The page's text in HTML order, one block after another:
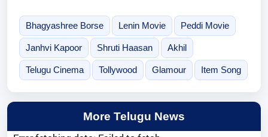
Bhagyashree Borse Lenin Movie Peddi Movie
Janhvi Kapoor Shruti Haasan Akhil
Telugu Cinema Tollywood Glamour Item Song
More Telugu News